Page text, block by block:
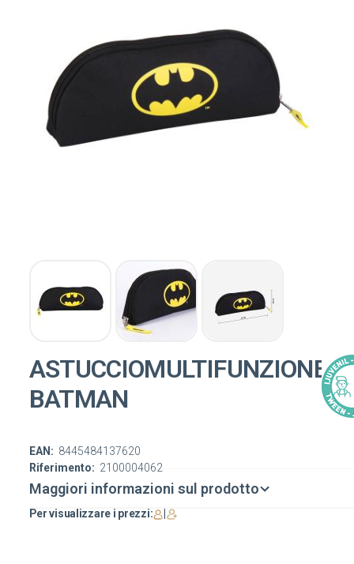
ASTUCCIOMULTIFUNZIONE
BATMAN
Riferimento: 2100004062
EAN: 8445484137620
Maggiori informazioni sul prodotto
Per visualizzare i prezzi: